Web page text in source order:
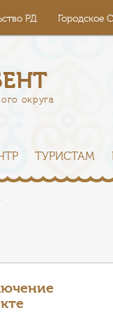
РД Городское
округа
ТУРИСТАМ